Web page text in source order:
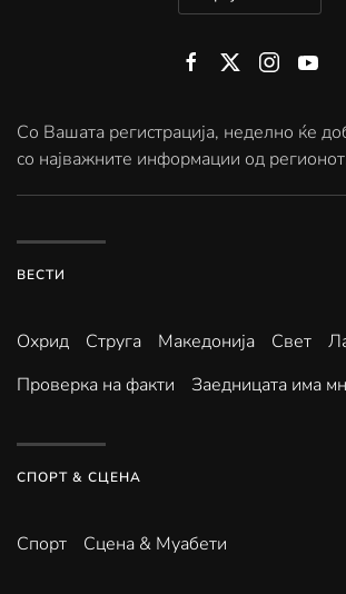
Со Вашата регистрација, неделно ќе
со најважните информации од
ВЕСТИ
Охрид Струга Македонија Свет
Проверка на факти
Заедницата има
СПОРТ & СЦЕНА
Спорт Сцена & Муабети